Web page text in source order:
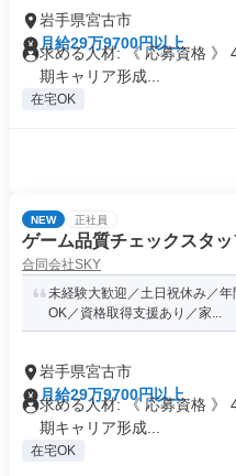
岩手県宮古市
月給29万9700円以上
求める人材: 《 応募資格 》
期キャリア形成...
在宅OK
NEW 正社員
ゲーム品質チェックスタッ
合同会社SKY
未経験大歓迎／土日祝休み／
OK／資格取得支援あり／家...
岩手県宮古市
月給29万9700円以上
求める人材: 《 応募資格 》
期キャリア形成...
在宅OK